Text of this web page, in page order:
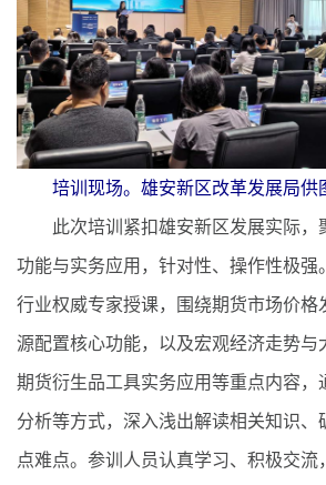
培训现场。雄安新区改革发展局供
此次培训紧扣雄安新区发展实际
功能与实务应用，针对性、操作性极强
行业权威专家授课，围绕期货市场价格
源配置核心功能，以及宏观经济走势与
期货衍生品工具实务应用等重点内容，
分析等方式，深入浅出解读相关知识、
点难点。参训人员认真学习、积极交